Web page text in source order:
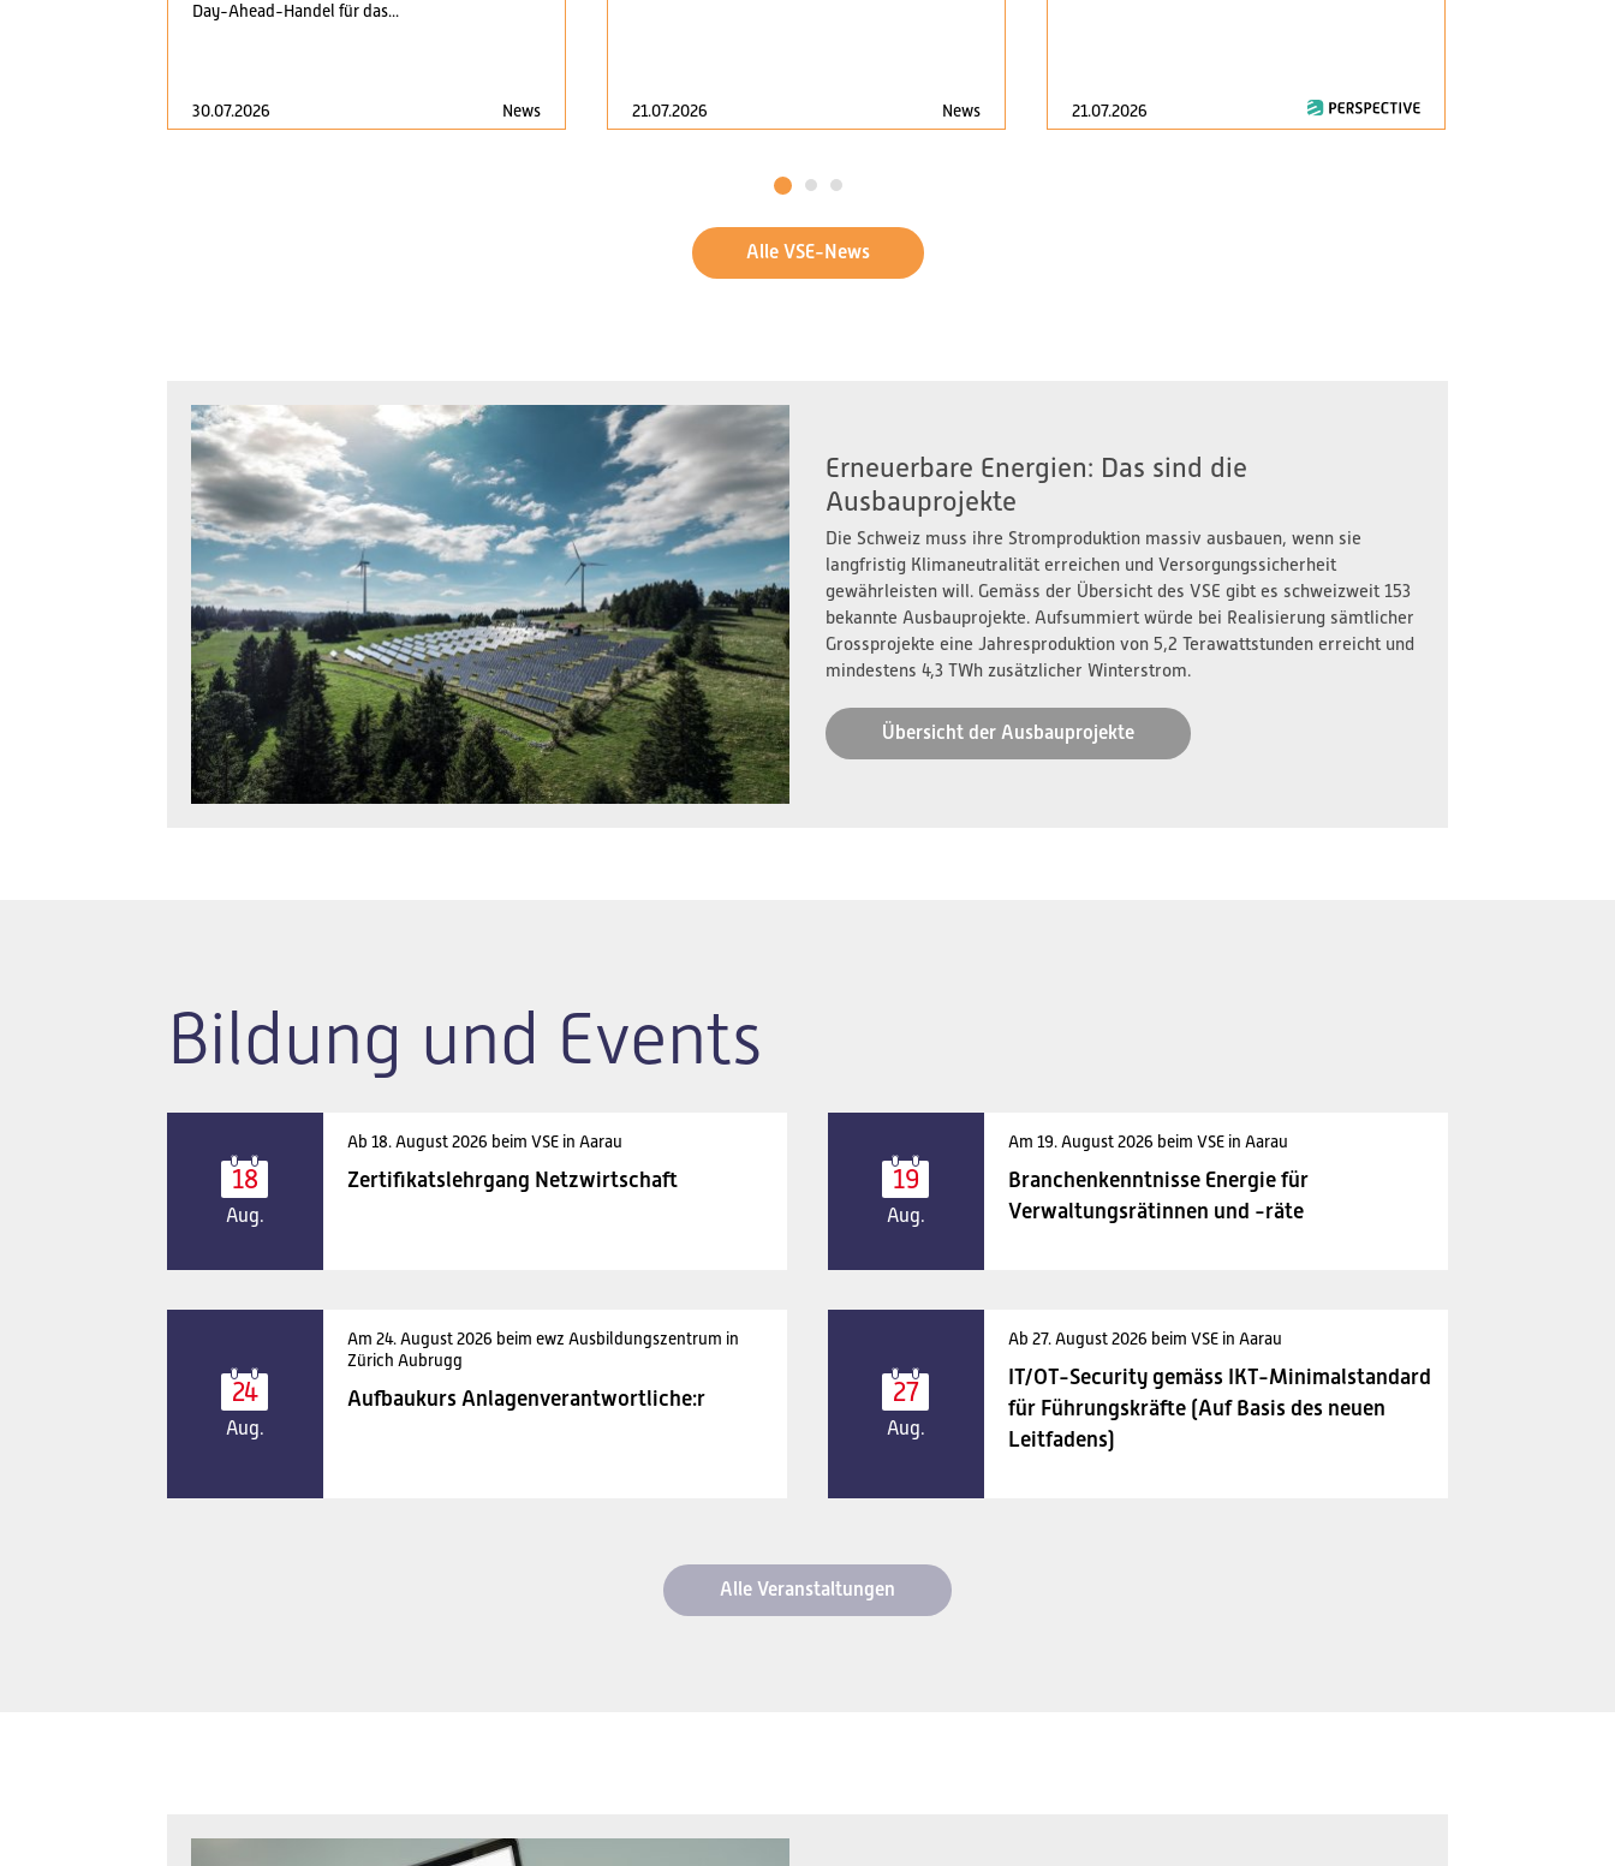
Day-Ahead-Handel für das...
30.07.2026 News 21.07.2026 News 21.07.2026
1 2 3
Alle VSE-News
Erneuerbare Energien: Das sind die
Ausbauprojekte
Die Schweiz muss ihre Stromproduktion massiv ausbauen, wenn sie
langfristig Klimaneutralität erreichen und Versorgungssicherheit
gewährleisten will. Gemäss der Übersicht des VSE gibt es schweizweit 153
bekannte Ausbauprojekte. Aufsummiert würde bei Realisierung sämtlicher
Grossprojekte eine Jahresproduktion von 5,2 Terawattstunden erreicht und
mindestens 4,3 TWh zusätzlicher Winterstrom.
Übersicht der Ausbauprojekte
Bildung und Events
18
Aug.
Ab 18. August 2026 beim VSE in Aarau
Zertifikatslehrgang Netzwirtschaft 19
Aug.
Am 19. August 2026 beim VSE in Aarau
Branchenkenntnisse Energie für
Verwaltungsrätinnen und -räte
24
Aug.
Am 24. August 2026 beim ewz Ausbildungszentrum in
Zürich Aubrugg
Aufbaukurs Anlagenverantwortliche:r 27
Aug.
Ab 27. August 2026 beim VSE in Aarau
IT/OT-Security gemäss IKT-Minimalstandard
für Führungskräfte (Auf Basis des neuen
Leitfadens)
Alle Veranstaltungen